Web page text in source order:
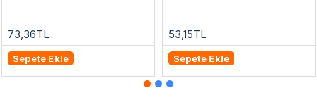
73,36TL
Sepete Ekle
53,15TL
Sepete Ekle